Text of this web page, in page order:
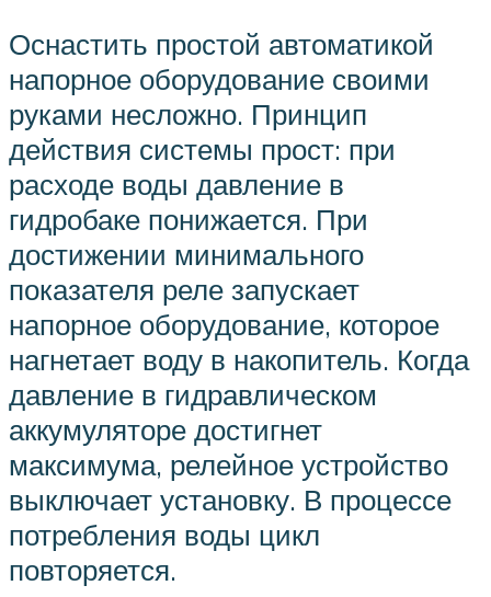
Оснастить простой автоматикой
напорное оборудование своими
руками несложно. Принцип
действия системы прост: при
расходе воды давление в
гидробаке понижается. При
достижении минимального
показателя реле запускает
напорное оборудование, которое
нагнетает воду в накопитель. Когда
давление в гидравлическом
аккумуляторе достигнет
максимума, релейное устройство
выключает установку. В процессе
потребления воды цикл
повторяется.